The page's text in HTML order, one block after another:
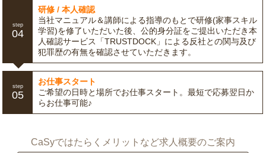
step
04
研修 / 本人確認
当社マニュアル＆講師による指導のもとで研修(家事スキル
学習)を修了いただいた後、公的身分証をご提出いただき本
人確認サービス「TRUSTDOCK」による反社との関与及び
犯罪歴の有無を確認させていただきます。
step
05
お仕事スタート
ご希望の日時と場所でお仕事スタート。最短で応募翌日か
らお仕事可能♪
CaSyではたらくメリットなど求人概要のご案内